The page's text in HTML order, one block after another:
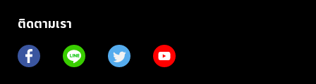
ติดตามเรา